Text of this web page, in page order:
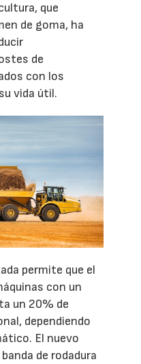
que
de goma, ha
de
con los
vida útil.
permite que el
con un
un 20% de
dependiendo
El nuevo
de rodadura